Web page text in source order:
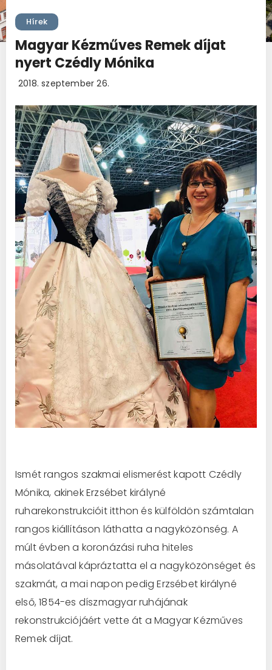
Hírek
Magyar Kézműves Remek díjat
nyert Czédly Mónika
2018. szeptember 26.
Ismét rangos szakmai elismerést kapott Czédly
Mónika, akinek Erzsébet királyné
ruharekonstrukcióit itthon és külföldön számtalan
rangos kiállításon láthatta a nagyközönség. A
múlt évben a koronázási ruha hiteles
másolatával kápráztatta el a nagyközönséget és
szakmát, a mai napon pedig Erzsébet királyné
első, 1854-es díszmagyar ruhájának
rekonstrukciójáért vette át a Magyar Kézműves
Remek díjat.